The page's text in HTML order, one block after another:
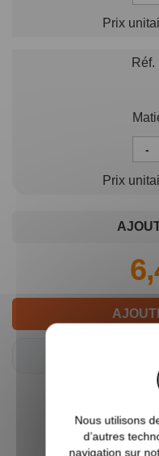
Prix
Réf.
-
Prix
Nous utilisons
d’autres
navigation sur